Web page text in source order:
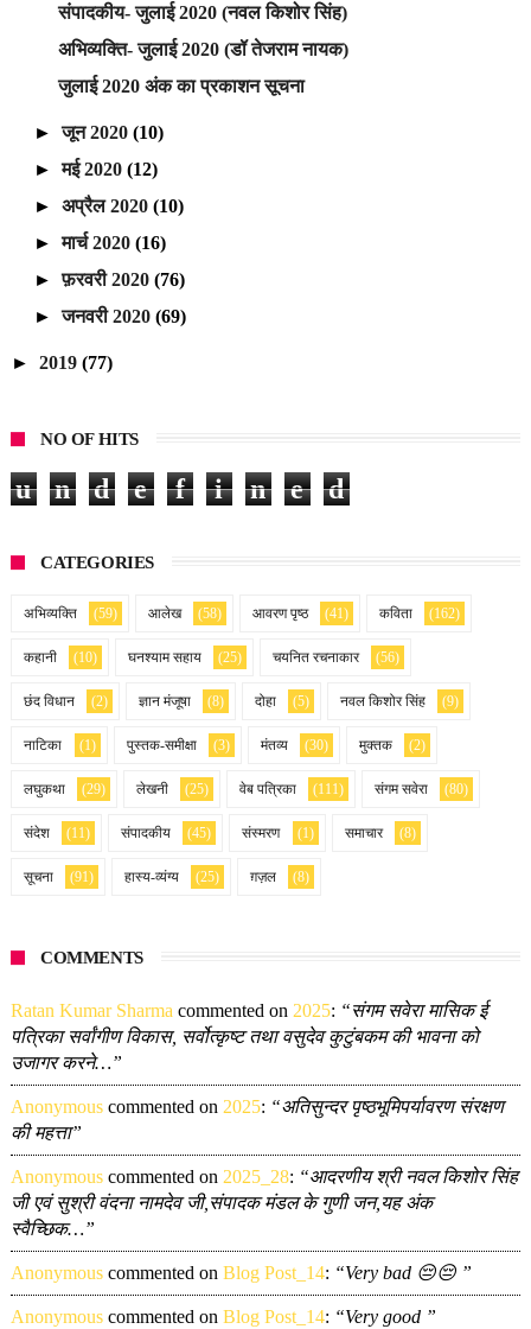
संपादकीय- जुलाई 2020 (नवल किशोर सिंह)
अभिव्यक्ति- जुलाई 2020 (डॉ तेजराम नायक)
जुलाई 2020 अंक का प्रकाशन सूचना
►जून 2020(10)
►मई 2020(12)
►अप्रैल 2020(10)
►मार्च 2020(16)
►फ़रवरी 2020(76)
►जनवरी 2020(69)
► 2019 (77)
NO OF HITS
u n d e f i n e d
CATEGORIES
अभिव्यक्ति (59) आलेख (58) आवरण पृष्ठ (41) कविता (162)
कहानी (10) घनश्याम सहाय (25) चयनित रचनाकार (56)
छंद विधान (2) ज्ञान मंजूषा (8) दोहा (5) नवल किशोर सिंह (9)
नाटिका (1) पुस्तक-समीक्षा (3) मंतव्य (30) मुक्तक (2)
लघुकथा (29) लेखनी (25) वेब पत्रिका (111) संगम सवेरा (80)
संदेश (11) संपादकीय (45) संस्मरण (1) समाचार (8)
सूचना (91) हास्य-व्यंग्य (25) ग़ज़ल (8)
COMMENTS
Ratan Kumar Sharma commented on 2025: “संगम सवेरा मासिक ई
पत्रिका सर्वांगीण विकास, सर्वोत्कृष्ट तथा वसुदेव कुटुंबकम की भावना को
उजागर करने…”
Anonymouscommented on 2025: “अतिसुन्दर पृष्ठभूमिपर्यावरण संरक्षण
की महत्ता”
Anonymouscommented on 2025_28: “आदरणीय श्री नवल किशोर सिंह
जी एवं सुश्री वंदना नामदेव जी,संपादक मंडल के गुणी जन,यह अंक
स्वैच्छिक…”
Anonymouscommented on Blog Post_14: “Very bad 😔😔 ”
Anonymouscommented on Blog Post_14: “Very good ”